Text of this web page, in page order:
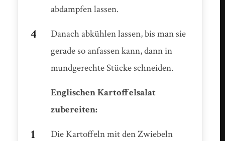
abdampfen lassen.
Danach abkühlen lassen, bis man sie
gerade so anfassen kann, dann in
mundgerechte Stücke schneiden.
Englischen Kartoffelsalat
zubereiten:
Die Kartoffeln mit den Zwiebeln